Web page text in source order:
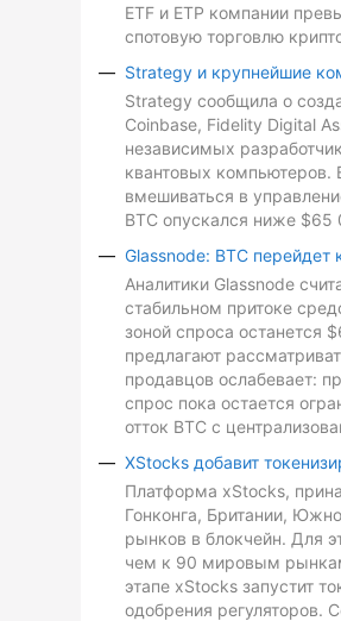
ETF и ETP компании
спотовую торговлю
Strategy и крупнейшие
Strategy сообщила о
Coinbase, Fidelity Digital
независимых
квантовых компьютеров.
вмешиваться в
BTC опускался ниже $65
Glassnode: BTC
Аналитики Glassnode
стабильном притоке
зоной спроса останется
предлагают
продавцов ослабевает:
спрос пока остается
отток BTC с
XStocks добавит
Платформа xStocks,
Гонконга, Британии,
рынков в блокчейн. Для
чем к 90 мировым рынкам
этапе xStocks запустит
одобрения регуляторов.